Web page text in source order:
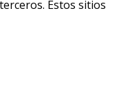
Estos sitios